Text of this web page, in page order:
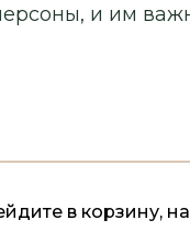
и им
в корзину,